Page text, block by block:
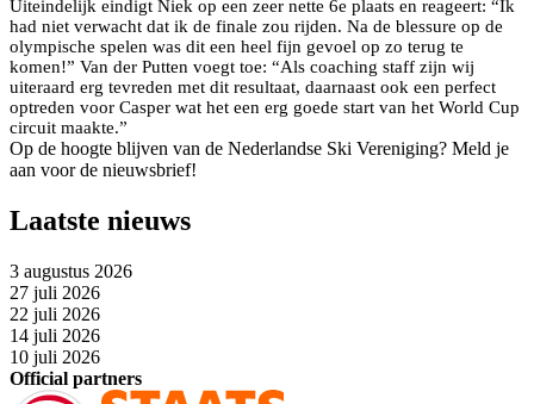
Uiteindelijk eindigt Niek op een zeer nette 6e plaats en reageert: “Ik
had niet verwacht dat ik de finale zou rijden. Na de blessure op de
olympische spelen was dit een heel fijn gevoel op zo terug te
komen!” Van der Putten voegt toe: “Als coaching staff zijn wij
uiteraard erg tevreden met dit resultaat, daarnaast ook een perfect
optreden voor Casper wat het een erg goede start van het World Cup
circuit maakte.”
Op de hoogte blijven van de Nederlandse Ski Vereniging? Meld je
aan voor de nieuwsbrief!
Laatste nieuws
3 augustus 2026
27 juli 2026
22 juli 2026
14 juli 2026
10 juli 2026
Official partners